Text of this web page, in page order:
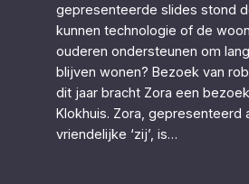
gepresenteerde slides stond
kunnen technologie of de
ouderen ondersteunen om
blijven wonen? Bezoek van
dit jaar bracht Zora een
Klokhuis. Zora, gepresenteerd
vriendelijke ‘zij’, is…